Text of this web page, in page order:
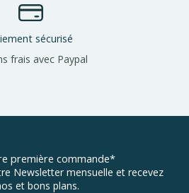
sécurisé
frais avec Paypal
première commande*
Newsletter mensuelle et recevez
et bons plans.